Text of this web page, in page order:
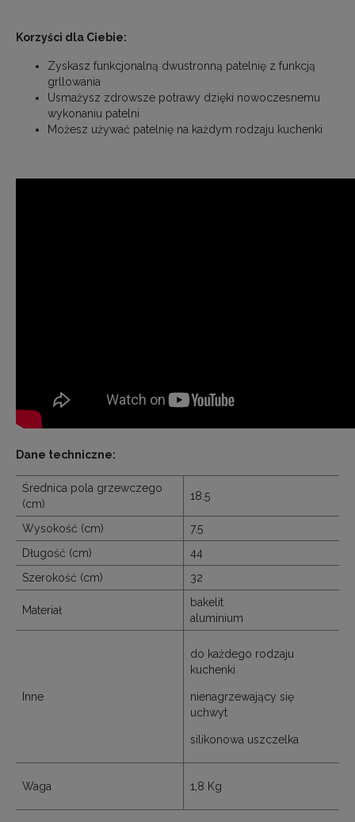
Korzyści dla Ciebie:
Zyskasz funkcjonalną dwustronną patelnię z funkcją
grllowania
Usmażysz zdrowsze potrawy dzięki nowoczesnemu
wykonaniu patelni
Możesz używać patelnię na każdym rodzaju kuchenki
Dane techniczne:
Średnica pola grzewczego
(cm)
18.5
Wysokość (cm)
7.5
Długość (cm)
44
Szerokość (cm)
32
Materiał
bakelit
aluminium
Inne
do każdego rodzaju
kuchenki
nienagrzewający się
uchwyt
silikonowa uszczelka
Waga 1,8 Kg